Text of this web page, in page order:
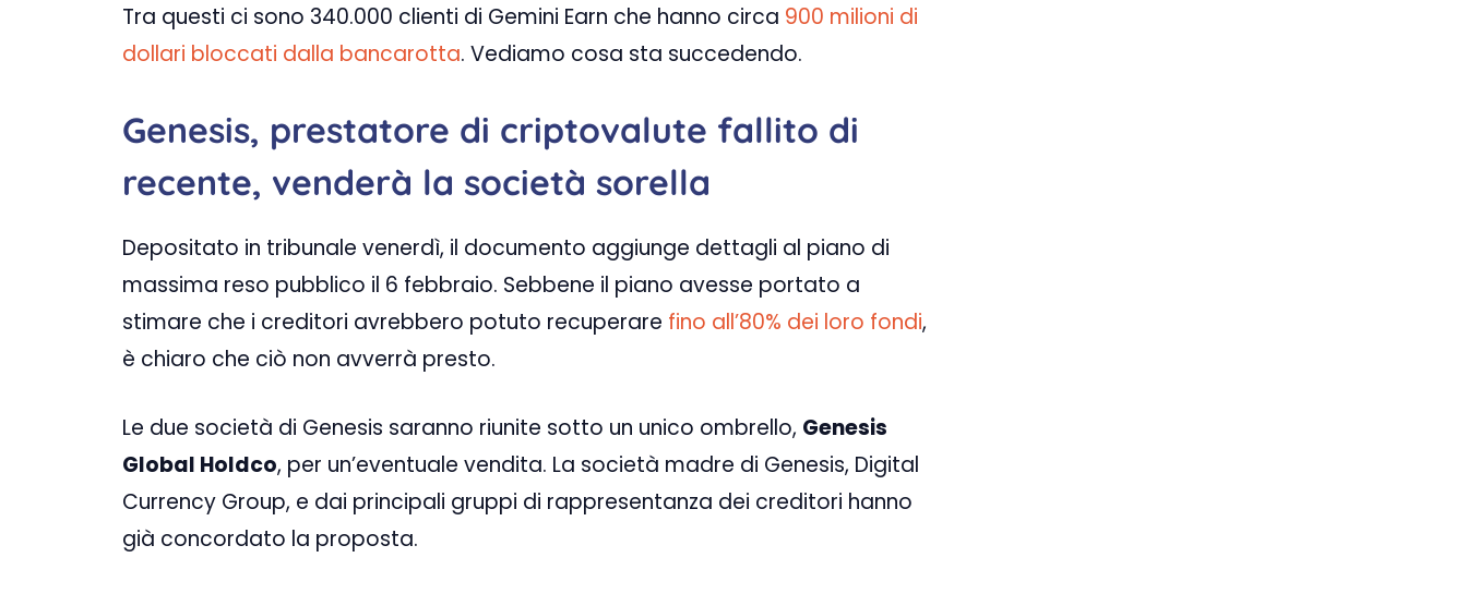
Tra questi ci sono 340.000 clienti di Gemini Earn che hanno circa 900 milioni di
dollari bloccati dalla bancarotta. Vediamo cosa sta succedendo.
Genesis, prestatore di criptovalute fallito di
recente, venderà la società sorella
Depositato in tribunale venerdì, il documento aggiunge dettagli al piano di
massima reso pubblico il 6 febbraio. Sebbene il piano avesse portato a
stimare che i creditori avrebbero potuto recuperare fino all’80% dei loro fondi,
è chiaro che ciò non avverrà presto.
Le due società di Genesis saranno riunite sotto un unico ombrello, Genesis
Global Holdco, per un’eventuale vendita. La società madre di Genesis, Digital
Currency Group, e dai principali gruppi di rappresentanza dei creditori hanno
già concordato la proposta.